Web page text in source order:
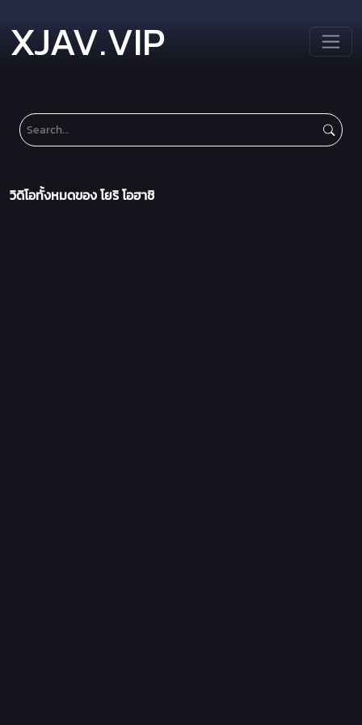
XJAV.VIP
วิดิโอทั้งหมดของ โยริ โอฮาชิ